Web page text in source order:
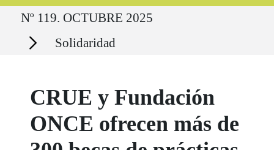
Ruta del sitio
Nº 119. OCTUBRE 2025
Secciones Solidaridad
CRUE y Fundación
ONCE ofrecen más de